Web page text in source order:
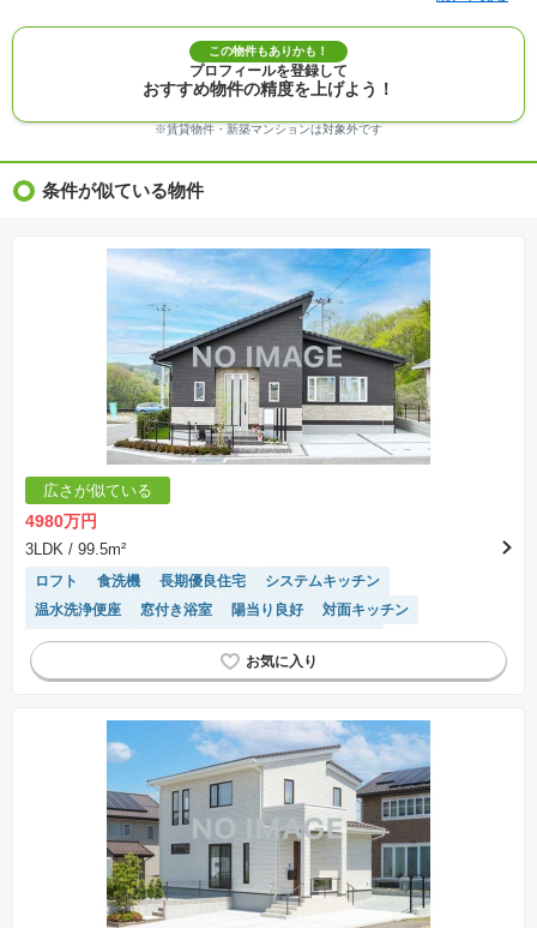
※建築条件付き土地価格には、建物価格は含まれません。
※物件情報は、原則として情報提供日の２日前に最終確認した情報です。
※完成予想図はいずれも外構、植栽、外観等実際のものとは多少異なることがあります。
※モデルルーム・モデルハウス・展示場・ショールームの画像の場合、今回販売の物件と異な
※ＣＧ合成の画像の場合、実際とは多少異なる場合があります。
※物件特徴：販売戸数が複数の物件は、全ての住戸に該当しない項目もあります。
※価格更新：物件価格が変更された日から１週間表示されます。
※建築条件土地の情報内に掲載されている、建物プラン例は、土地購入者の設計プランの参考
の一例であって、プランの採用可否は任意です。
※土地（建築条件なし）で「建物プラン例」が表記してある時、そのプラン例は特定の建築請
負会社によるもので、当該建築請負会社以外で建てた場合、同様のものが同価格で建てられる
とは限りません。また建築請負会社を特定するものではありません。
※建築条件付き土地とは、その土地に建築する建物の建築請負契約が、一定期間内に成立する
ことを条件として売買される土地のことをいいます。建築請負契約成立に向けて設計プランを
協議するため、土地購入者が自己の希望する建物の設計協議をするために必要な相当の期間の
交渉期間が設定され、その期間内で希望を満たすプランが実現できたかどうかにより結論を出
します。なお、この期間は概ね3ヶ月程度とされています。納得のいくプランが出来ず、建築請
負契約が成立しない場合、土地売買契約は白紙に戻り、土地契約にかかった代金（土地代金、
手付金など）は名目のいかんに関わらず、全て返却されます。
※課税対象物件の「価格」や「費用等」は消費税込みの「総額表示」で統一しています。
※「本体価格」とは、課税対象物件においては「消費税を除いた建物価格」と「土地価格」の
合計額を指します。
表示されておりません。
※取引にかかる費用：物件の契約手続き、決済、引き渡し時にかかる費用を表示しています。
いたします。
場合があります。
この物件もありかも！
プロフィールを登録して
おすすめ物件の精度を上げよう！
※賃貸物件・新築マンションは対象外です
条件が似ている物件
広さが似ている
4980万円
3LDK / 99.5m²
ロフト 食洗機 長期優良住宅
システムキッチン
温水洗浄便座
窓付き浴室 陽当り良好
対面キッチン
キッチン収納が多い
WIC IHクッキングヒーター